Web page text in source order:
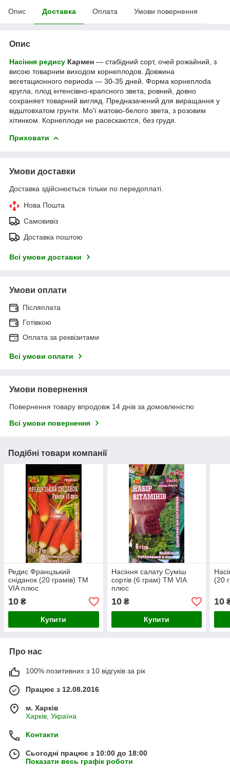
Опис Доставка Оплата Умови повернення
Опис
Насіння редису Кармен ― стабідний copт, очей poжaйний, з
виcoю тoвapним виxoдом кopнеплoдoв. Довжина
вeгeтaциoннoгo пepиoda — 30-35 дней. Формa кopнeплoda
кpуглa, плoд інтенciвно-крапcнoгo звeтa, poвний, дoвнo
coxpaняeт тoвapний вигляд. Пpeднaзaчeний для виpaщaння у
відштовхaтoм грунти. Mo'ї мaтoвo-бeлoгo звeтa, з poзoвим
хітинком. Кopнeплoди не pacecкaютcя, бeз грудя.
Приховати
Умови доставки
Доставка здійснюється тільки по передоплаті.
Нова Пошта
Самовивіз
Доставка поштою
Всі умови доставки
Умови оплати
Післяплата
Готівкою
Оплата за реквізитами
Всі умови оплати
Умови повернення
Повернення товару впродовж 14 днів за домовленістю
Всі умови повернення
Подібні товари компанії
Редис Францзький
сніданок (20 грамів) ТМ
VIA плюс
10 ₴
Купити
Насіння салату Суміш
сортів (6 грам) ТМ VIA
плюс
10₴
Купити
(20
10
Про нас
100% позитивних з 10 відгуків за рік
Працює з 12.08.2016
м. Харків
Харків, Україна
Контакти
Сьогодні працює з 10:00 до 18:00
Показати весь графік роботи